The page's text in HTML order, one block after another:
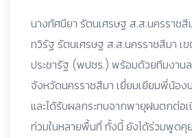
นางทัศนียา รัตนเศรษฐ ส.ส.นครราชสี
ทวิรัฐ รัตนเศรษฐ ส.ส.นครราชสีมา
ประชารัฐ (พปชร.) พร้อมด้วยทีมงาน
จังหวัดนครราชสีมา เยี่ยมเยียมพี่น้อง
และได้รับผลกระทบจากพายุฝนตกต่อ
ท่วมในหลายพื้นที่ ทั้งนี้ ยังได้ร่วมพูด